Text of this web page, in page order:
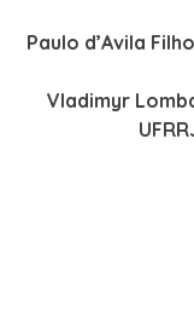
Paulo d’Avila
Vladimyr